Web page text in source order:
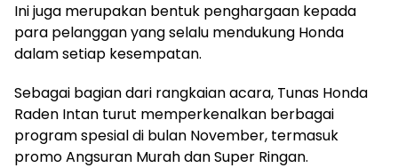
Ini juga merupakan bentuk penghargaan kepada
para pelanggan yang selalu mendukung Honda
dalam setiap kesempatan.
Sebagai bagian dari rangkaian acara, Tunas Honda
Raden Intan turut memperkenalkan berbagai
program spesial di bulan November, termasuk
promo Angsuran Murah dan Super Ringan.